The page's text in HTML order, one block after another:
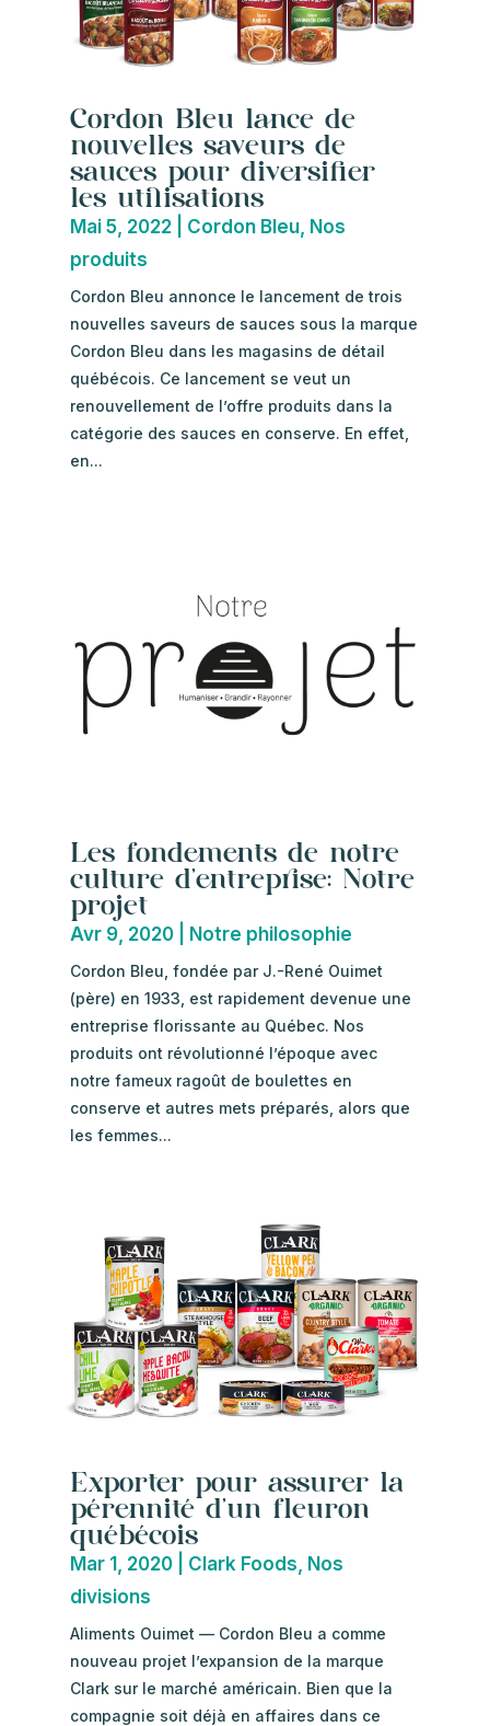
Cordon Bleu lance de
nouvelles saveurs de
sauces pour diversifier
les utilisations
Mai 5, 2022| Cordon Bleu, Nos
produits
Cordon Bleu annonce le lancement de trois
nouvelles saveurs de sauces sous la marque
Cordon Bleu dans les magasins de détail
québécois. Ce lancement se veut un
renouvellement de l’offre produits dans la
catégorie des sauces en conserve. En effet,
en...
Les fondements de notre
culture d’entreprise: Notre
projet
Avr 9, 2020| Notre philosophie
Cordon Bleu, fondée par J.-René Ouimet
(père) en 1933, est rapidement devenue une
entreprise florissante au Québec. Nos
produits ont révolutionné l’époque avec
notre fameux ragoût de boulettes en
conserve et autres mets préparés, alors que
les femmes...
Exporter pour assurer la
pérennité d’un fleuron
québécois
Mar 1, 2020| Clark Foods Nos
divisions
Aliments Ouimet — Cordon Bleu a comme
nouveau projet l’expansion de la marque
Clark sur le marché américain. Bien que la
compagnie soit déjà en affaires dans ce